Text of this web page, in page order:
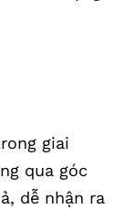
giai
qua góc
dễ nhận ra